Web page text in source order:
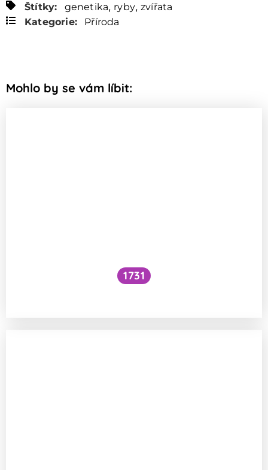
Štítky: genetika, ryby, zvířata
Kategorie:
Příroda
Mohlo by se vám líbit:
1731